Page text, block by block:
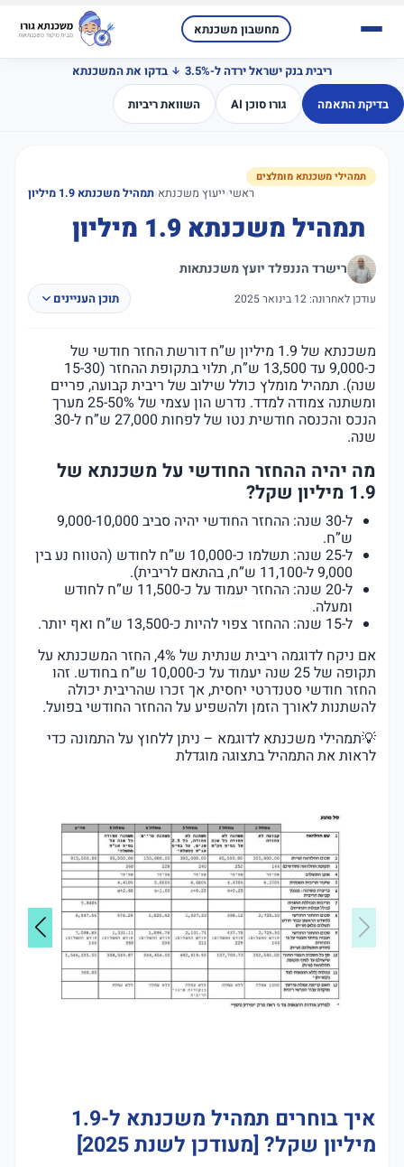
מחשבון משכנתא
ריבית בנק ישראל ירדה ל-3.5%
בדקו את המשכנתא
בדיקת התאמה
גורו סוכן AI השוואת ריביות
תמהילי משכנתא מומלצים
ראשי‹ייעוץ משכנתא‹תמהיל משכנתא 1.9 מיליון
תמהיל משכנתא 1.9 מיליון
רישרד הננפלד יועץ משכנתאות
עודכן לאחרונה: 12 בינואר 2025 תוכן העניינים
משכנתא של 1.9 מיליון ש”ח דורשת החזר חודשי של
כ-9,000 עד 13,500 ש”ח, תלוי בתקופת ההחזר (15-30
שנה). תמהיל מומלץ כולל שילוב של ריבית קבועה, פריים
ומשתנה צמודה למדד. נדרש הון עצמי של 25-50% מערך
הנכס והכנסה חודשית נטו של לפחות 27,000 ש”ח ל-30
שנה.
מה יהיה ההחזר החודשי על משכנתא של
1.9 מיליון שקל?
ל-30 שנה: ההחזר החודשי יהיה סביב 9,000-10,000
ש”ח.
ל-25 שנה: תשלמו כ-10,000 ש”ח לחודש (הטווח נע בין
9,000 ל-11,100 ש”ח, בהתאם לריבית).
ל-20 שנה: ההחזר יעמוד על כ-11,500 ש”ח לחודש
ומעלה.
ל-15 שנה: ההחזר צפוי להיות כ-13,500 ש”ח ואף יותר.
אם ניקח לדוגמה ריבית שנתית של 4%, החזר המשכנתא על
תקופה של 25 שנה יעמוד על כ-10,000 ש”ח בחודש. זהו
החזר חודשי סטנדרטי יחסית, אך זכרו שהריבית יכולה
להשתנות לאורך הזמן ולהשפיע על ההחזר החודשי בפועל.
💡תמהילי משכנתא לדוגמא – ניתן ללחוץ על התמונה כדי
לראות את התמהיל בתצוגה מוגדלת
איך בוחרים תמהיל משכנתא ל-1.9
מיליון שקל? [מעודכן לשנת 2025]